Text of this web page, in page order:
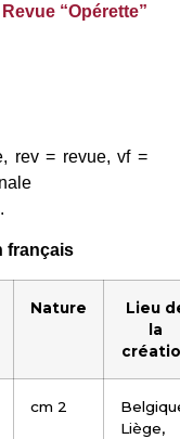
Revue “Opérette”
rev = revue, vf =
français
Nature
Lieu
la
cm 2
Liège,